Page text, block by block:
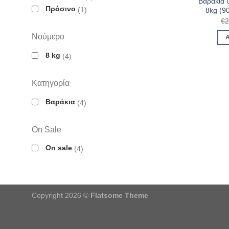
Πράσινο
1
Νούμερο
8 kg 4
Κατηγορία
Βαράκια 4
On Sale
On sale 4
8kg
€
Copyright 2026 © Flatsome Theme